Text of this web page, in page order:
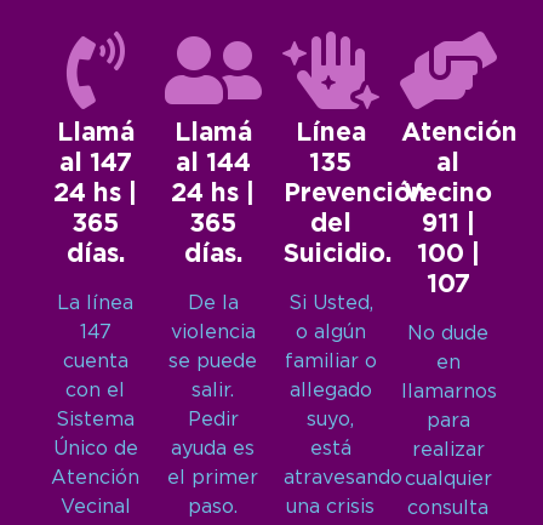
Llamá
al 147
24 hs |
365
días.
La línea
147
cuenta
con el
Sistema
Único de
Atención
Vecinal
Llamá
al 144
24 hs |
365
días.
De la
violencia
se puede
salir.
Pedir
ayuda es
el primer
paso.
Línea
135
Prevención
del
Suicidio.
Si Usted,
o algún
familiar o
allegado
suyo,
está
atravesando
una crisis
Atención
al
Vecino
911 |
100 |
107
No dude
en
llamarnos
para
realizar
cualquier
consulta